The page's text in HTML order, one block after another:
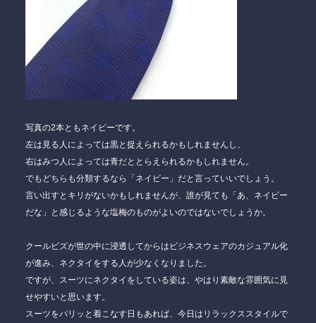
写真の2本ともネイビーです。
左は見る人によっては黒と捉えられるかもしれませんし、
右はみつ人によっては青だととらえられるかもしれません。
でもどちらも分類するなら「ネイビー」だと言っていいでしょう。
言い出すとキリがないかもしれませんが、誰が見ても「あ、ネイビー
だな」と感じるような塩梅のものがよいのではないでしょうか。
クールビズが世の中に浸透してからはビジネスウェアのカジュアル化
が進み、ネクタイをする人が少なくなりました。
ですが、スーツにネクタイをしている姿は、やはり素敵な雰囲気に見
せやすいと思います。
スーツをパリッと着こなす日もあれば、今日はリラックススタイルで